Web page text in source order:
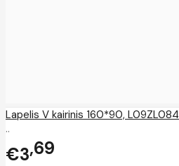
Lapelis V kairinis 160*90, L09ZL084
..
€3 69